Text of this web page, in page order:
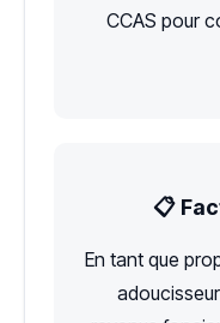
CCAS pour
📋
En tant que